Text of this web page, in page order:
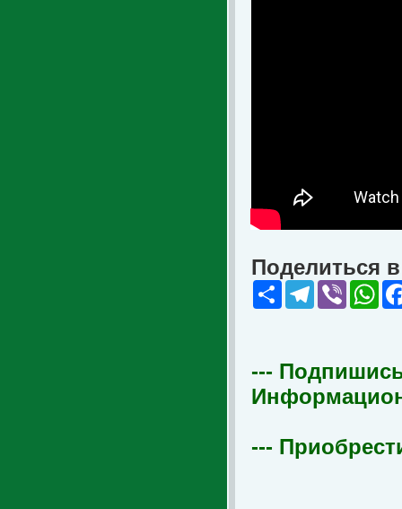
Поделиться
Share Telegram
Viber
---
---